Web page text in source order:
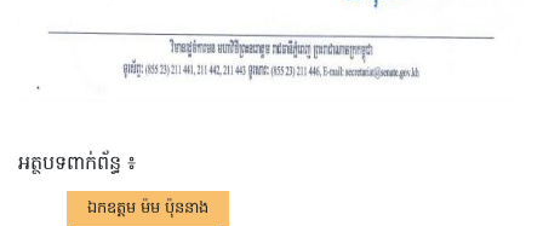
អត្ថបទពាក់ព័ន្ធ ៖
ឯកឧត្តម ម៉ម ប៉ុននាង